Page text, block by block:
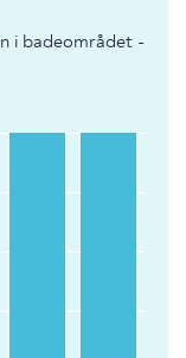
i badeområdet -